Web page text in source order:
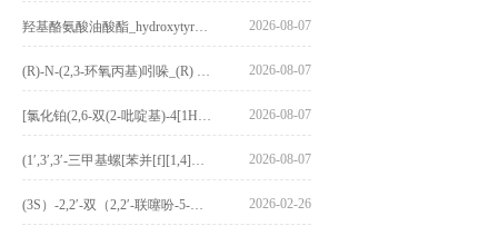
2026-08-07
2026-08-07
2026-08-07
2026-08-07
2026-02-26